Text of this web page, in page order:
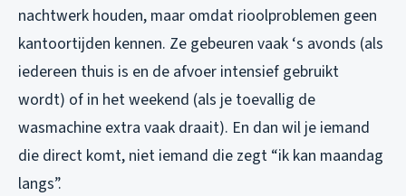
nachtwerk houden, maar omdat rioolproblemen geen
kantoortijden kennen. Ze gebeuren vaak ‘s avonds (als
iedereen thuis is en de afvoer intensief gebruikt
wordt) of in het weekend (als je toevallig de
wasmachine extra vaak draait). En dan wil je iemand
die direct komt, niet iemand die zegt “ik kan maandag
langs”.